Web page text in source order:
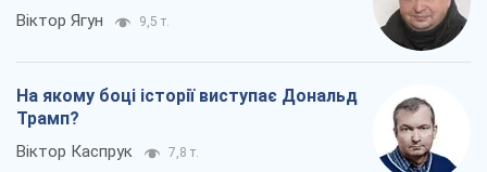
Віктор Ягун 9,5 т.
На якому боці історії виступає Дональд
Трамп?
Віктор Каспрук 7,8 т.